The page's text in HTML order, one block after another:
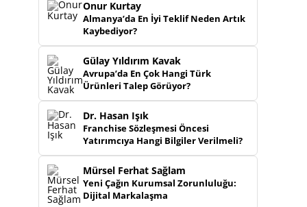
Onur Kurtay
Almanya’da En İyi Teklif Neden Artık
Kaybediyor?
Gülay Yıldırım Kavak
Avrupa’da En Çok Hangi Türk
Ürünleri Talep Görüyor?
Dr. Hasan Işık
Franchise Sözleşmesi Öncesi
Yatırımcıya Hangi Bilgiler Verilmeli?
Mürsel Ferhat Sağlam
Yeni Çağın Kurumsal Zorunluluğu:
Dijital Markalaşma